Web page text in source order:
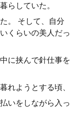
らしていた。
。 そして、自分
くらいの美人だっ
に挟んで針仕事を
れようとする頃、
いをしながら入っ